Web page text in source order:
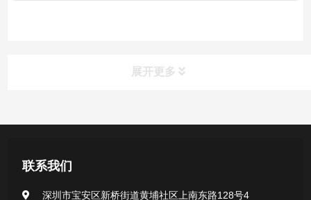
展开更多
产品中心
医用无菌采样拭子系列
一次性使用采样器系列
联系我们
深圳市宝安区新桥街道黄埔社区上南东路128号4